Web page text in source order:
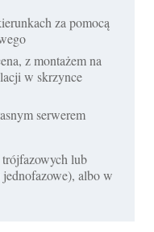
za pomocą
z montażem na
w skrzynce
serwerem
trójfazowych lub
albo w